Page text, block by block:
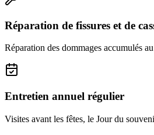
Réparation de fissures et de
Réparation des dommages accumulés
Entretien annuel régulier
Visites avant les fêtes, le Jour du